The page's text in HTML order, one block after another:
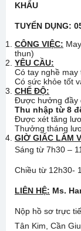
KHẨU
TUYỂN DỤNG:
CÔNG VIỆC:
thun)
YÊU CẦU:
Có tay nghề may
Có sức khỏe tốt
CHẾ ĐỘ:
Được hưởng đầy
Thu nhập từ 8
Được xét tăng
Thưởng tháng
GIỜ GIẤC LÀM
Sáng từ 7h30 –
Chiều từ 12h30-
LIÊN HỆ: Ms.
Nộp hồ sơ trực
Tân Kim, Cần